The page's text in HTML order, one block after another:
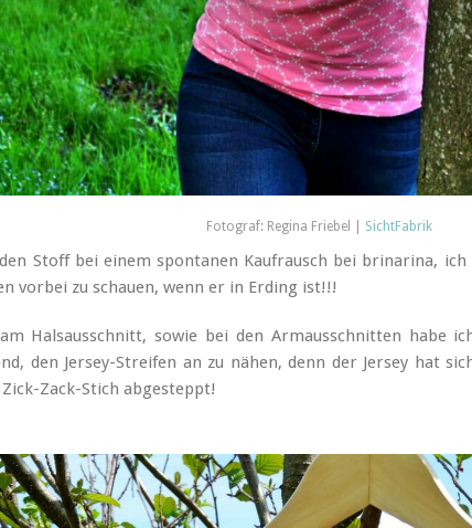
Fotograf: Regina Friebel | SichtFabrik
Stoff bei einem spontanen Kaufrausch bei brinarina,
vorbei zu schauen, wenn er in Erding ist!!!
Halsausschnitt, sowie bei den Armausschnitten habe
den Jersey-Streifen an zu nähen, denn der Jersey hat
Zack-Stich abgesteppt!